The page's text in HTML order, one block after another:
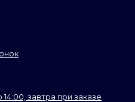
завтра при заказе